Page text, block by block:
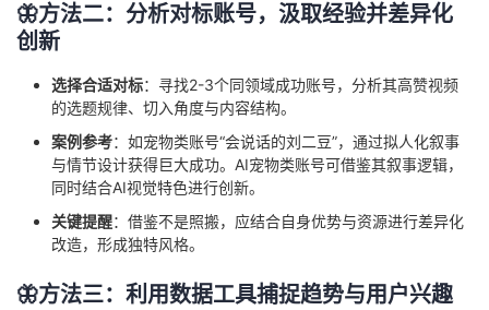
🦋方法二：分析对标账号，汲取经验并差异化
创新
选择合适对标：寻找2-3个同领域成功账号，分析其高赞视频
的选题规律、切入角度与内容结构。
案例参考：如宠物类账号“会说话的刘二豆”，通过拟人化叙事
与情节设计获得巨大成功。AI宠物类账号可借鉴其叙事逻辑，
同时结合AI视觉特色进行创新。
关键提醒：借鉴不是照搬，应结合自身优势与资源进行差异化
改造，形成独特风格。
🦋方法三：利用数据工具捕捉趋势与用户兴趣